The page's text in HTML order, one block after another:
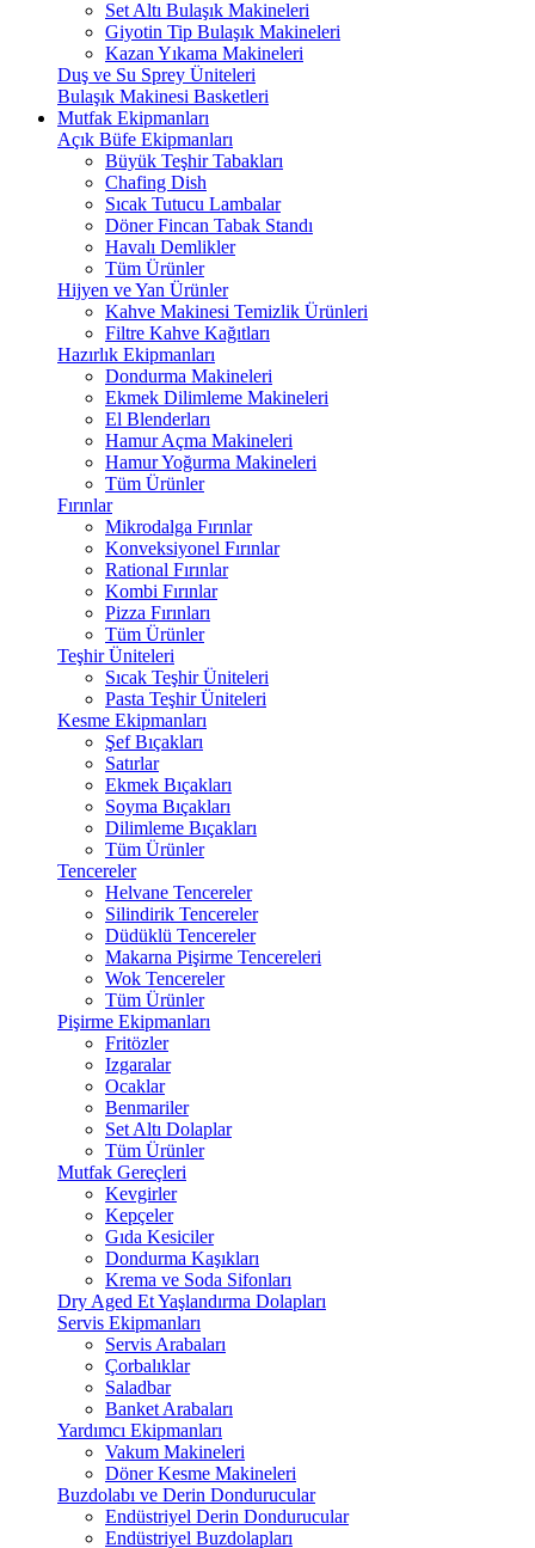
Set Altı Bulaşık Makineleri
Giyotin Tip Bulaşık Makineleri
Kazan Yıkama Makineleri
Duş ve Su Sprey Üniteleri
Bulaşık Makinesi Basketleri
Mutfak Ekipmanları
Açık Büfe Ekipmanları
Büyük Teşhir Tabakları
Chafing Dish
Sıcak Tutucu Lambalar
Döner Fincan Tabak Standı
Havalı Demlikler
Tüm Ürünler
Hijyen ve Yan Ürünler
Kahve Makinesi Temizlik Ürünleri
Filtre Kahve Kağıtları
Hazırlık Ekipmanları
Dondurma Makineleri
Ekmek Dilimleme Makineleri
El Blenderları
Hamur Açma Makineleri
Hamur Yoğurma Makineleri
Tüm Ürünler
Fırınlar
Mikrodalga Fırınlar
Konveksiyonel Fırınlar
Rational Fırınlar
Kombi Fırınlar
Pizza Fırınları
Tüm Ürünler
Teşhir Üniteleri
Sıcak Teşhir Üniteleri
Pasta Teşhir Üniteleri
Kesme Ekipmanları
Şef Bıçakları
Satırlar
Ekmek Bıçakları
Soyma Bıçakları
Dilimleme Bıçakları
Tüm Ürünler
Tencereler
Helvane Tencereler
Silindirik Tencereler
Düdüklü Tencereler
Makarna Pişirme Tencereleri
Wok Tencereler
Tüm Ürünler
Pişirme Ekipmanları
Fritözler
Izgaralar
Ocaklar
Benmariler
Set Altı Dolaplar
Tüm Ürünler
Mutfak Gereçleri
Kevgirler
Kepçeler
Gıda Kesiciler
Dondurma Kaşıkları
Krema ve Soda Sifonları
Dry Aged Et Yaşlandırma Dolapları
Servis Ekipmanları
Servis Arabaları
Çorbalıklar
Saladbar
Banket Arabaları
Yardımcı Ekipmanları
Vakum Makineleri
Döner Kesme Makineleri
Buzdolabı ve Derin Dondurucular
Endüstriyel Derin Dondurucular
Endüstriyel Buzdolapları